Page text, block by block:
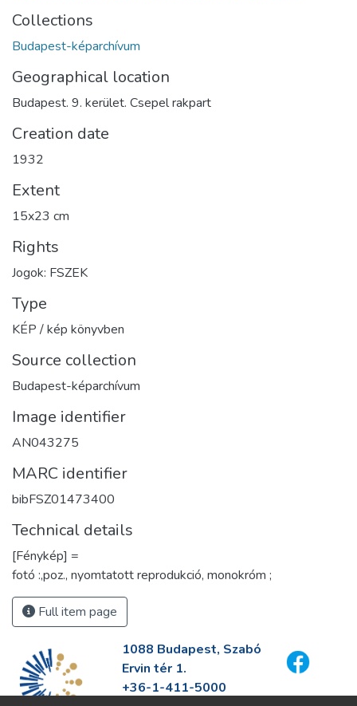
Collections
Budapest-képarchívum
Geographical location
Budapest. 9. kerület. Csepel rakpart
Creation date
1932
Extent
15x23 cm
Rights
Jogok: FSZEK
Type
KÉP / kép könyvben
Source collection
Budapest-képarchívum
Image identifier
AN043275
MARC identifier
bibFSZ01473400
Technical details
[Fénykép] =
fotó :,poz., nyomtatott reprodukció, monokróm ;
Full item page
1088 Budapest, Szabó
Ervin tér 1.
+36-1-411-5000